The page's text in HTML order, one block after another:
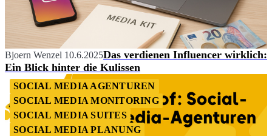
Bjoern Wenzel 10.6.2025Das verdienen Influencer wirklich:
Ein Blick hinter die Kulissen
SOCIAL MEDIA AGENTUREN
SOCIAL MEDIA MONITORING
SOCIAL MEDIA SUITES
SOCIAL MEDIA PLANUNG